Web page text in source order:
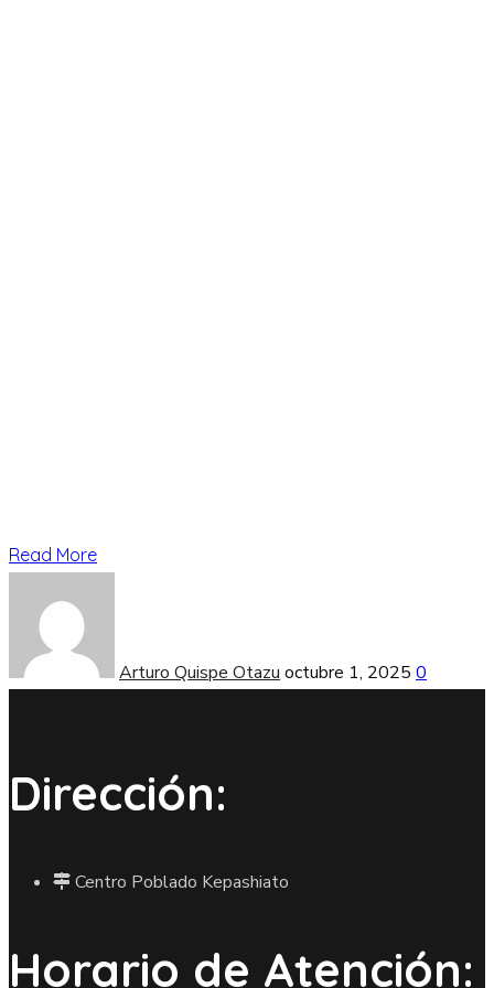
Read More
Arturo Quispe Otazu octubre 1, 2025 0
Dirección:
Centro Poblado Kepashiato
Horario de Atención: